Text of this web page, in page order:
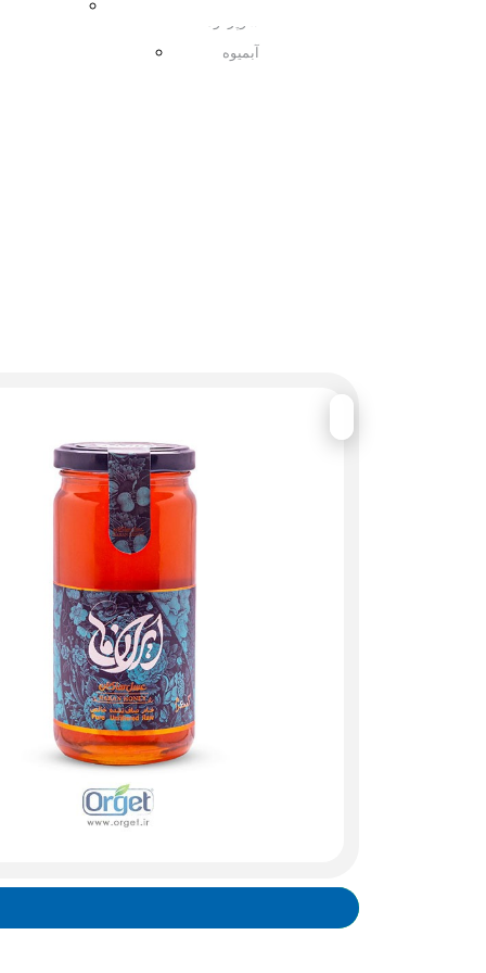
آبمیوه